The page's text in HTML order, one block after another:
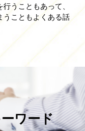
うこともあって、
うこともよくある話
ワード